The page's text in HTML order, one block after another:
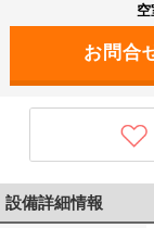
設備詳細情報